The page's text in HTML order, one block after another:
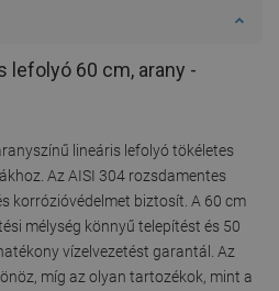
lefolyó 60 cm, arany -
lineáris lefolyó tökéletes
Az AISI 304 rozsdamentes
korrózióvédelmet biztosít. A 60 cm
mélység könnyű telepítést és 50
vízelvezetést garantál. Az
míg az olyan tartozékok, mint a